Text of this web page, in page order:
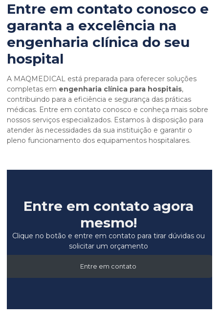
Entre em contato conosco e
garanta a excelência na
engenharia clínica do seu
hospital
A MAQMEDICAL está preparada para oferecer soluções
completas em engenharia clínica para hospitais,
contribuindo para a eficiência e segurança das práticas
médicas. Entre em contato conosco e conheça mais sobre
nossos serviços especializados. Estamos à disposição para
atender às necessidades da sua instituição e garantir o
pleno funcionamento dos equipamentos hospitalares.
Entre em contato agora
mesmo!
Clique no botão e entre em contato para tirar dúvidas ou
solicitar um orçamento
Entre em contato